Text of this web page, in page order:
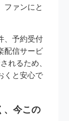
ファンにと
、予約受付
配信サービ
れるため、
くと安心で
、今この